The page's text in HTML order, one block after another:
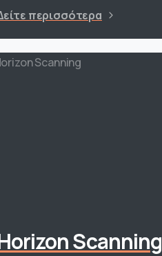
περισσότερα
Scanning